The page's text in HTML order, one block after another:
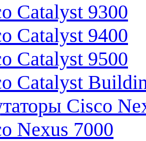
Catalyst 9300
Catalyst 9400
Catalyst 9500
Catalyst
Cisco
Nexus 7000